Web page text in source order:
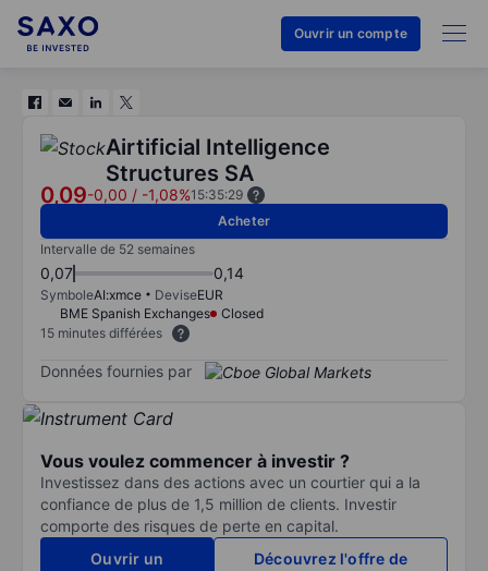
Ouvrir un compte
Airtificial Intelligence
Structures SA
0,09-0,00 / -1,08%15:35:29
Acheter
Intervalle de 52 semaines
0,07 0,14
SymboleAI:xmce DeviseEUR
BME Spanish Exchanges
Closed
15 minutes différées
Données fournies par
Vous voulez commencer à investir ?
Investissez dans des actions avec un courtier qui a la
confiance de plus de 1,5 million de clients. Investir
comporte des risques de perte en capital.
Ouvrir un
Découvrez l'offre de